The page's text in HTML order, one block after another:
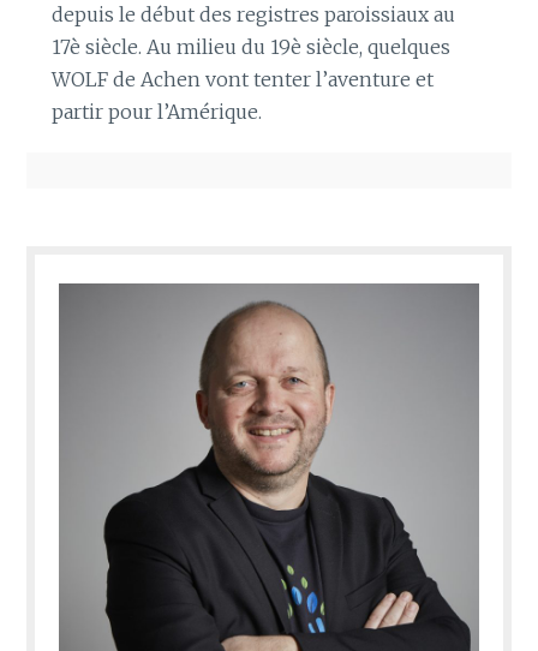
depuis le début des registres paroissiaux au
17è siècle. Au milieu du 19è siècle, quelques
WOLF de Achen vont tenter l’aventure et
partir pour l’Amérique.